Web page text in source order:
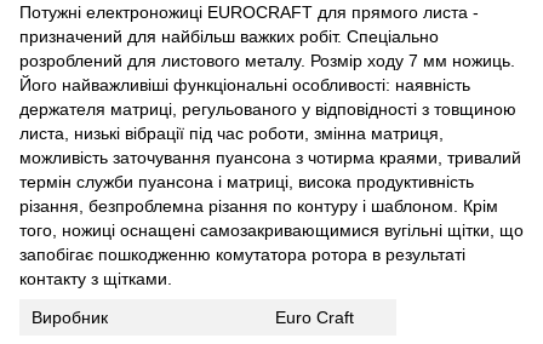
Потужні електроножиці EUROCRAFT для прямого листа -
призначений для найбільш важких робіт. Спеціально
розроблений для листового металу. Розмір ходу 7 мм ножиць.
Його найважливіші функціональні особливості: наявність
держателя матриці, регульованого у відповідності з товщиною
листа, низькі вібрації під час роботи, змінна матриця,
можливість заточування пуансона з чотирма краями, тривалий
термін служби пуансона і матриці, висока продуктивність
різання, безпроблемна різання по контуру і шаблоном. Крім
того, ножиці оснащені самозакривающимися вугільні щітки, що
запобігає пошкодженню комутатора ротора в результаті
контакту з щітками.
Виробник
Euro Craft